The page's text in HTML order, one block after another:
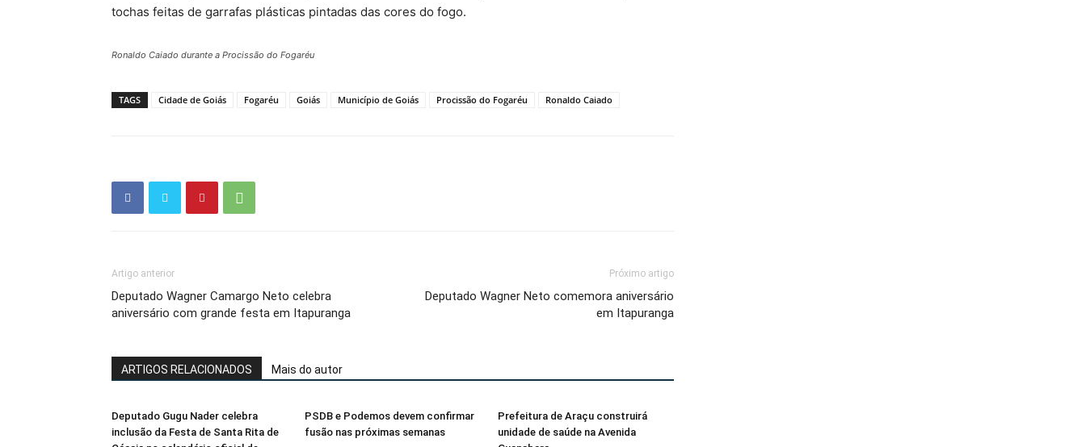
tochas feitas de garrafas plásticas pintadas das cores do fogo.
Ronaldo Caiado durante a Procissão do Fogaréu
TAGS Cidade de Goiás Fogaréu Goiás Município de Goiás Procissão do Fogaréu Ronaldo Caiado
Artigo anterior
Deputado Wagner Camargo Neto celebra
aniversário com grande festa em Itapuranga
Próximo artigo
Deputado Wagner Neto comemora aniversário
em Itapuranga
ARTIGOS RELACIONADOS Mais do autor
Deputado Gugu Nader celebra
inclusão da Festa de Santa Rita de
PSDB e Podemos devem confirmar
fusão nas próximas semanas
Prefeitura de Araçu construirá
unidade de saúde na Avenida